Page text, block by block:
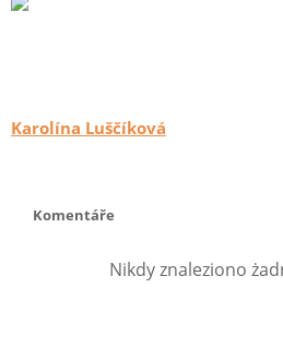
Karolína Luščíková
Komentáře
Nikdy znaleziono